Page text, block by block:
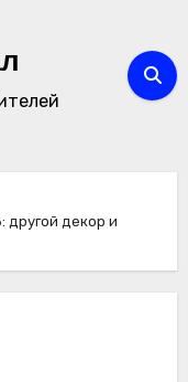
другой декор и